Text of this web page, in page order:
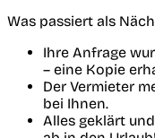
Was passiert als
Ihre Anfrage
– eine Kopie
Der Vermieter
bei Ihnen.
Alles geklärt